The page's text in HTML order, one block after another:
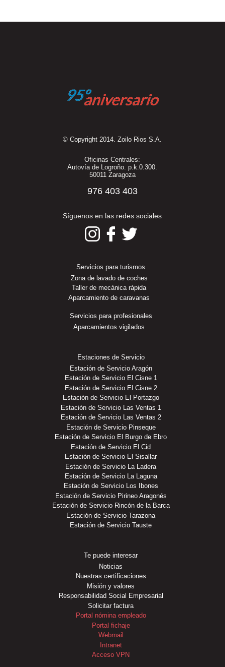
© Copyright 2014. Zoilo Rios S.A.
Oficinas Centrales:
Autovía de Logroño. p.k.0.300.
50011 Zaragoza
976 403 403
Síguenos en las redes sociales
Servicios para turismos
Zona de lavado de coches
Taller de mecánica rápida
Aparcamiento de caravanas
Servicios para profesionales
Aparcamientos vigilados
Estaciones de Servicio
Estación de Servicio Aragón
Estación de Servicio El Cisne 1
Estación de Servicio El Cisne 2
Estación de Servicio El Portazgo
Estación de Servicio Las Ventas 1
Estación de Servicio Las Ventas 2
Estación de Servicio Pinseque
Estación de Servicio El Burgo de Ebro
Estación de Servicio El Cid
Estación de Servicio El Sisallar
Estación de Servicio La Ladera
Estación de Servicio La Laguna
Estación de Servicio Los Ibones
Estación de Servicio Pirineo Aragonés
Estación de Servicio Rincón de la Barca
Estación de Servicio Tarazona
Estación de Servicio Tauste
Te puede interesar
Noticias
Nuestras certificaciones
Misión y valores
Responsabilidad Social Empresarial
Solicitar factura
Portal nómina empleado
Portal fichaje
Webmail
Intranet
Acceso VPN